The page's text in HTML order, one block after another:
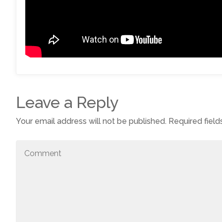
Leave a Reply
Your email address will not be published. Required